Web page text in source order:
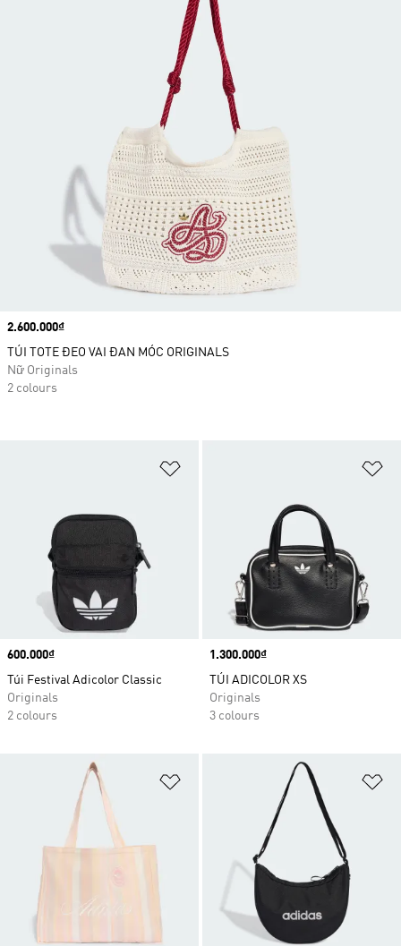
Price
600.000₫
Túi Festival Adicolor Classic
Originals
2 colours
Price
1.300.000₫
TÚI ADICOLOR XS
Originals
3 colours
Price
2.600.000₫
TÚI TOTE ĐEO VAI ĐAN MÓC ORIGINALS
Nữ Originals
2 colours